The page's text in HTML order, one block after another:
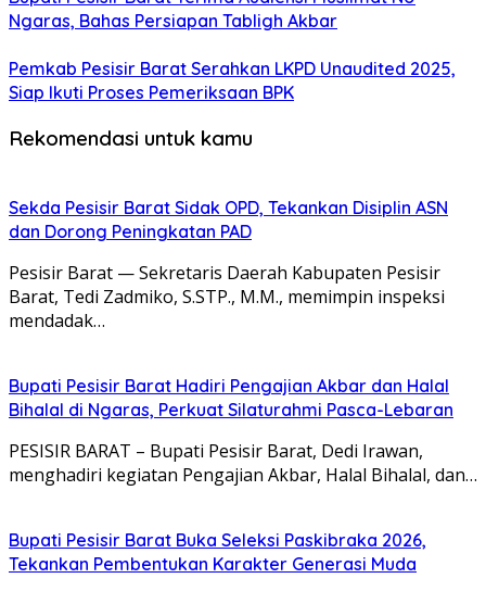
Ngaras, Bahas Persiapan Tabligh Akbar
Pemkab Pesisir Barat Serahkan LKPD Unaudited 2025,
Siap Ikuti Proses Pemeriksaan BPK
Rekomendasi untuk kamu
Sekda Pesisir Barat Sidak OPD, Tekankan Disiplin ASN
dan Dorong Peningkatan PAD
Pesisir Barat — Sekretaris Daerah Kabupaten Pesisir
Barat, Tedi Zadmiko, S.STP., M.M., memimpin inspeksi
mendadak…
Bupati Pesisir Barat Hadiri Pengajian Akbar dan Halal
Bihalal di Ngaras, Perkuat Silaturahmi Pasca-Lebaran
PESISIR BARAT – Bupati Pesisir Barat, Dedi Irawan,
menghadiri kegiatan Pengajian Akbar, Halal Bihalal, dan…
Bupati Pesisir Barat Buka Seleksi Paskibraka 2026,
Tekankan Pembentukan Karakter Generasi Muda